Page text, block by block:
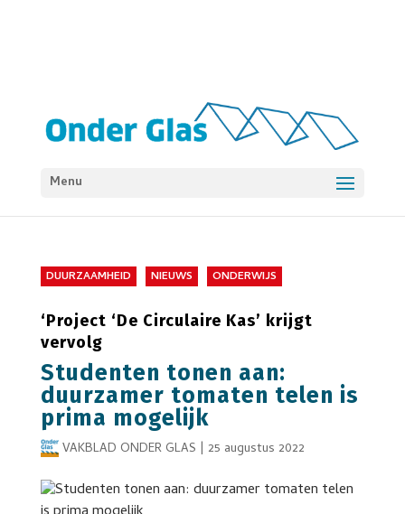
Menu
DUURZAAMHEID NIEUWS ONDERWIJS
‘Project ‘De Circulaire Kas’ krijgt
vervolg
Studenten tonen aan:
duurzamer tomaten telen is
prima mogelijk
VAKBLAD ONDER GLAS | 25 augustus 2022